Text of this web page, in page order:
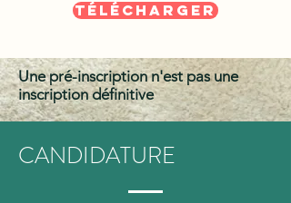
Télécharger
Une pré-inscription n'est pas une
inscription définitive
CANDIDATURE